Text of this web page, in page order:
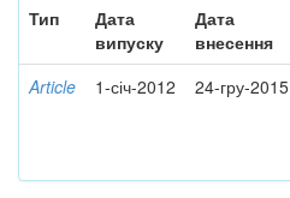
Тип
Дата
випуску
Дата
внесення
Article 1-січ-2012 24-гру-2015